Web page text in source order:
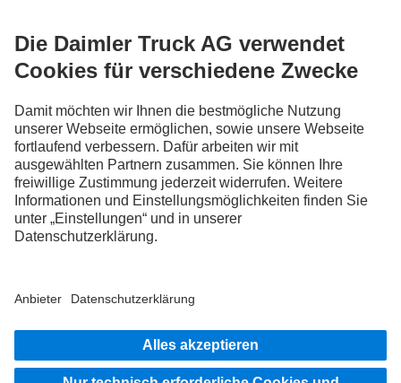
Steig ein
LANGUAGE
DE
FR IT
Anbieter
Datenschutz
Rechtliche Hinweise
Weitere Datenschutzhinweise